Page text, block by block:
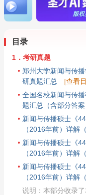
目录
1．考研真题
郑州大学新闻与传
研真题汇总
[查看
全国名校新闻与传
题汇总（含部分答案
新闻与传播硕士《
（2016年前）详解
新闻与传播硕士《
（2016年前）详解
新闻与传播硕士《
（2016年前）详解
说明：本部分收录